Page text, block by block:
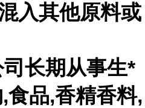
入其他原料或
长期从事生*
食品,香精香料,